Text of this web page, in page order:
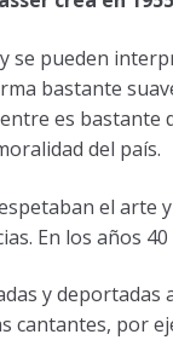
se pueden
bastante
es
del país.
el
En los años
y
cantantes, por